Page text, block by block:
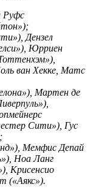
Руфс
Дензел
Юрриен
ван Хекке, Матс
Мартен де
Сити»), Гус
Мемфис Депай
Ноа Ланг
Крисенсио
(«Аякс»).